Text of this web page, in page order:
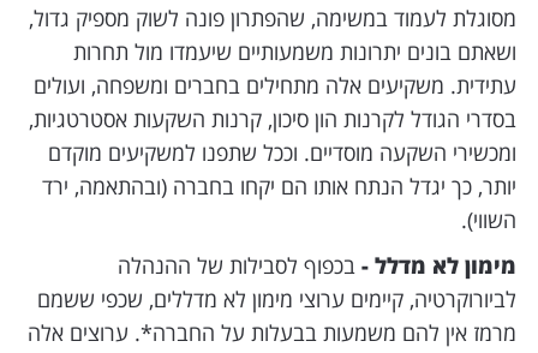
מסוגלת לעמוד במשימה, שהפתרון פונה לשוק מספיק גדול,
ושאתם בונים יתרונות משמעותיים שיעמדו מול תחרות
עתידית. משקיעים אלה מתחילים בחברים ומשפחה, ועולים
בסדרי הגודל לקרנות הון סיכון, קרנות השקעות אסטרטגיות,
ומכשירי השקעה מוסדיים. וככל שתפנו למשקיעים מוקדם
יותר, כך יגדל הנתח אותו הם יקחו בחברה (ובהתאמה, ירד
השווי).
מימון לא מדלל - בכפוף לסבילות של ההנהלה
לביורוקרטיה, קיימים ערוצי מימון לא מדללים, שכפי ששמם
מרמז אין להם משמעות בבעלות על החברה*. ערוצים אלה